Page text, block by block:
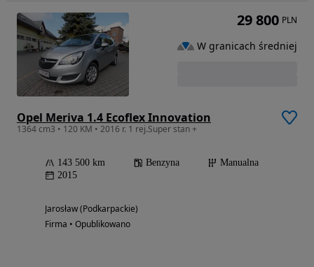
Opel Meriva 1.4 Ecoflex Innovation
1364 cm3 • 120 KM • 2016 r. 1 rej.Super stan +
143 500 km Benzyna
Manualna
2015
Jarosław (Podkarpackie)
Firma • Opublikowano
29 800 PLN
W granicach średniej